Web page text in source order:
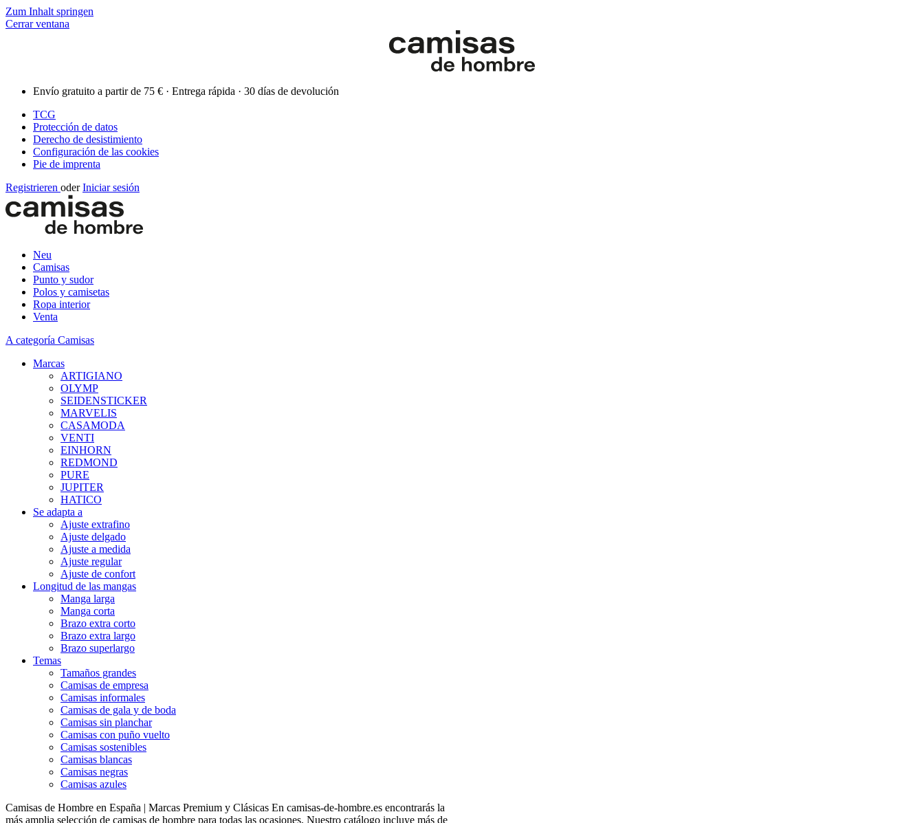
Zum Inhalt springen
Cerrar ventana
Envío gratuito a partir de 75 € · Entrega rápida · 30 días de devolución
TCG
Protección de datos
Derecho de desistimiento
Configuración de las cookies
Pie de imprenta
Registrieren oder Iniciar sesión
Neu
Camisas
Punto y sudor
Polos y camisetas
Ropa interior
Venta
A categoría Camisas
Marcas
ARTIGIANO
OLYMP
SEIDENSTICKER
MARVELIS
CASAMODA
VENTI
EINHORN
REDMOND
PURE
JUPITER
HATICO
Se adapta a
Ajuste extrafino
Ajuste delgado
Ajuste a medida
Ajuste regular
Ajuste de confort
Longitud de las mangas
Manga larga
Manga corta
Brazo extra corto
Brazo extra largo
Brazo superlargo
Temas
Tamaños grandes
Camisas de empresa
Camisas informales
Camisas de gala y de boda
Camisas sin planchar
Camisas con puño vuelto
Camisas sostenibles
Camisas blancas
Camisas negras
Camisas azules
Camisas de Hombre en España | Marcas Premium y Clásicas En camisas-de-hombre.es encontrarás la
más amplia selección de camisas de hombre para todas las ocasiones. Nuestro catálogo incluye más de